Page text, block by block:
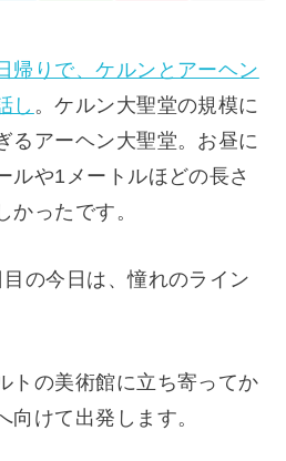
帰りで、ケルンとアーヘン
し 。ケルン大聖堂の規模に
るアーヘン大聖堂。お昼に
ルや1メートルほどの長さ
かったです。
の今日は、憧れのライン
トの美術館に立ち寄ってか
向けて出発します。